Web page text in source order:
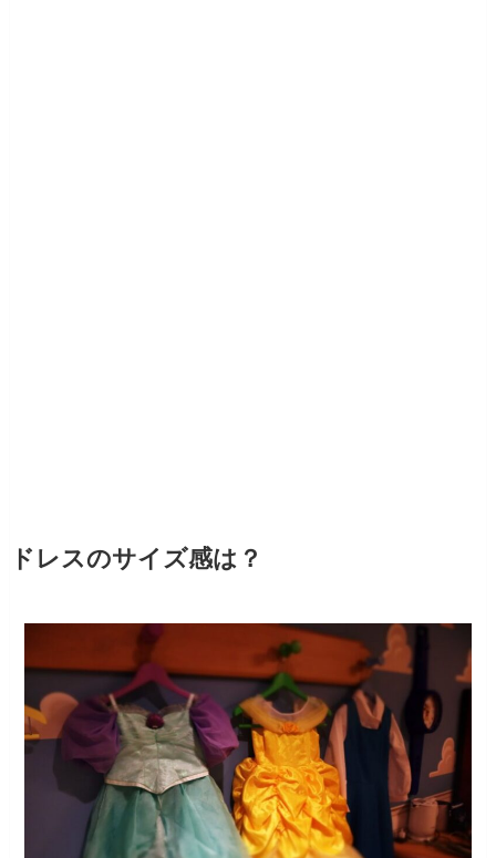
ドレスのサイズ感は？